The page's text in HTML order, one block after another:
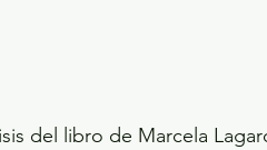
del libro de Marcela